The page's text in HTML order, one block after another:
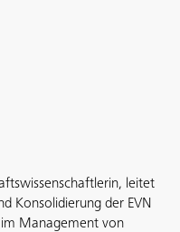
leitet
Konsolidierung der EVN
Management von